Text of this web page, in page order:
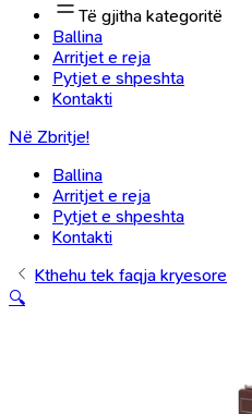
Të gjitha kategoritë
Ballina
Arritjet e reja
Pytjet e shpeshta
Kontakti
Në Zbritje!
Ballina
Arritjet e reja
Pytjet e shpeshta
Kontakti
Kthehu tek faqja kryesore
🔍